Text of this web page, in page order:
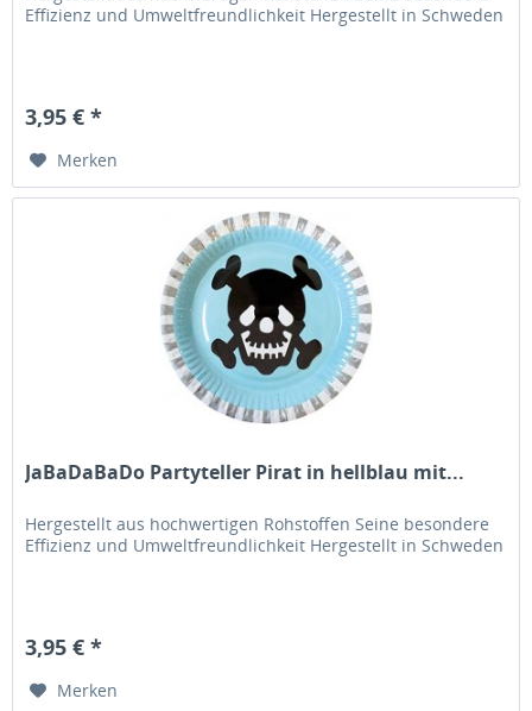
Effizienz und Umweltfreundlichkeit Hergestellt in Schweden
3,95 € *
Merken
JaBaDaBaDo Partyteller Pirat in hellblau mit...
Hergestellt aus hochwertigen Rohstoffen Seine besondere
Effizienz und Umweltfreundlichkeit Hergestellt in Schweden
3,95 € *
Merken